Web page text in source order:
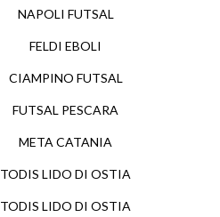
NAPOLI FUTSAL
FELDI EBOLI
CIAMPINO FUTSAL
FUTSAL PESCARA
META CATANIA
TODIS LIDO DI OSTIA
TODIS LIDO DI OSTIA